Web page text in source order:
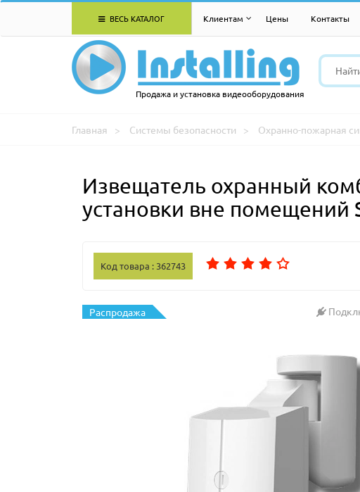
ВЕСЬ КАТАЛОГ Клиентам Цены Контакты
Продажа и установка видеооборудования
Главная Системы безопасности Охранно-пожарная
Извещатель охранный
установки вне помещений
Код товара : 362743
Распродажа